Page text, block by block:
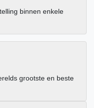
binnen enkele
grootste en beste